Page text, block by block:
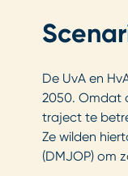
De UvA en
2050. Omdat
traject te
Ze wilden
(DMJOP) om